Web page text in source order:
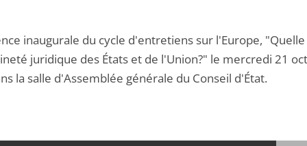
inaugurale du cycle d'entretiens sur l'Europe, "Quelle
juridique des États et de l'Union?" le mercredi 21
la salle d'Assemblée générale du Conseil d'État.